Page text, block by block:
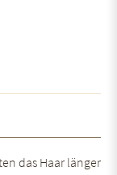
das Haar länger